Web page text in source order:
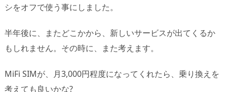
シをオフで使う事にしました。
半年後に、またどこかから、新しいサービスが出てくるか
もしれません。その時に、また考えます。
MiFi SIMが、月3,000円程度になってくれたら、乗り換えを
考えても良いかな?